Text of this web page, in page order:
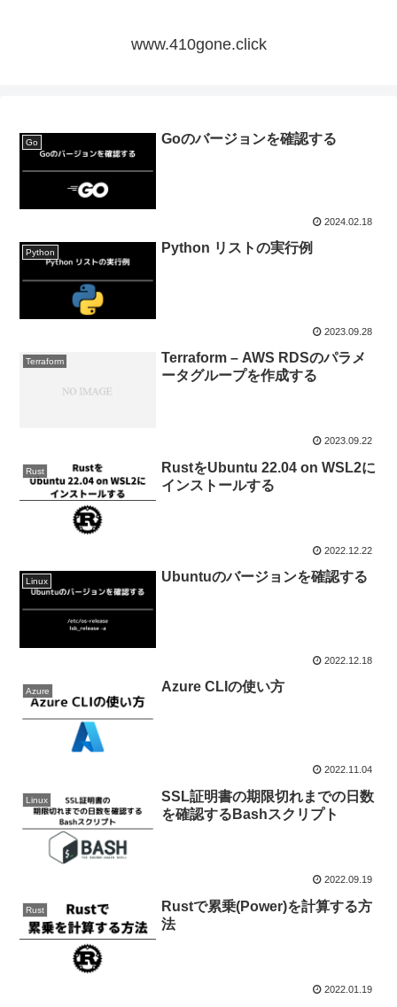
www.410gone.click
Go Goのバージョンを確認する
2024.02.18
Python Python リストの実行例
2023.09.28
Terraform
Terraform – AWS RDSのパラメ
ータグループを作成する
2023.09.22
Rust
RustをUbuntu 22.04 on WSL2に
インストールする
2022.12.22
Linux Ubuntuのバージョンを確認する
2022.12.18
Azure Azure CLIの使い方
2022.11.04
Linux
SSL証明書の期限切れまでの日数
を確認するBashスクリプト
2022.09.19
Rust
Rustで累乗(Power)を計算する方
法
2022.01.19